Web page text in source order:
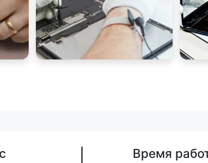
Время